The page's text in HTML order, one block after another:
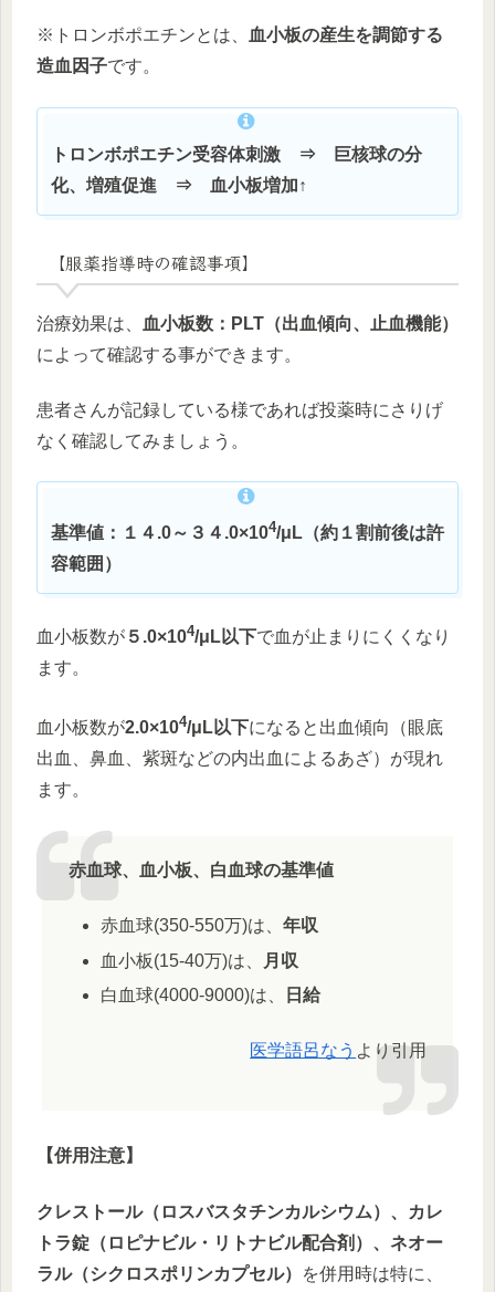
※トロンボポエチンとは、 血小板の産生を調節する
造血因子です。
トロンボポエチン受容体刺激 ⇒ 巨核球の分
化、増殖促進 ⇒ 血小板増加↑
【服薬指導時の確認事項】
治療効果は、
血小板数：PLT（出血傾向、止血機能）
によって確認する事ができます。
患者さんが記録している様であれば投薬時にさりげ
なく確認してみましょう。
基準値：１４.0～３４.0×104/μL（約１割前後は許
容範囲）
血小板数が ５.0×104/μL以下で血が止まりにくくなり
ます。
血小板数が2.0×104/μL以下になると出血傾向（眼底
出血、鼻血、紫斑などの内出血によるあざ）が現れ
ます。
赤血球、血小板、白血球の基準値
赤血球(350-550万)は、 年収
血小板(15-40万)は、
月収
白血球(4000-9000)は、
日給
医学語呂なう より引用
【併用注意】
クレストール（ロスバスタチンカルシウム）、カレ
トラ錠（ロピナビル・リトナビル配合剤）、ネオー
ラル（シクロスポリンカプセル）
を併用時は特に、